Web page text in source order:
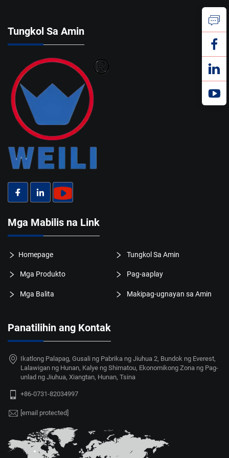
Tungkol Sa Amin
Mga Mabilis na Link
Homepage Tungkol Sa Amin
Mga Produkto Pag-aaplay
Mga Balita Makipag-ugnayan sa Amin
Panatilihin ang Kontak
Ikatlong Palapag, Gusali ng Pabrika ng Jiuhua 2, Bundok ng Everest,
Lalawigan ng Hunan, Kalye ng Shimatou, Ekonomikong Zona ng Pag-
unlad ng Jiuhua, Xiangtan, Hunan, Tsina
+86-0731-82034997
[email protected]